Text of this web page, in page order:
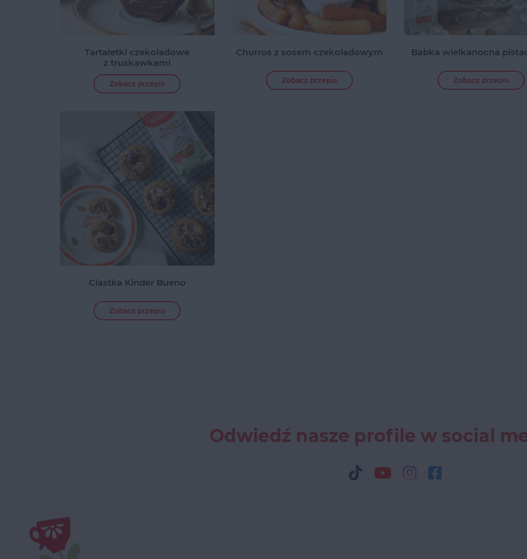
Tartaletki czekoladowe
z truskawkami
Zobacz przepis
Churros z sosem czekoladowym
Zobacz przepis
Babka wielkanocna
Zobacz przepis
Ciastka Kinder Bueno
Zobacz przepis
Odwiedź nasze profile w social